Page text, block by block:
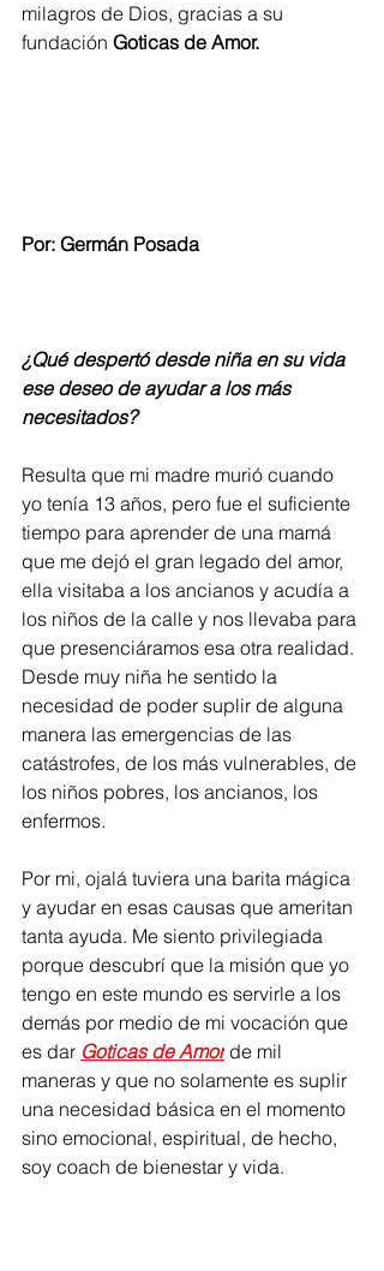
milagros de Dios, gracias a su
fundación Goticas de Amor.
Por: Germán Posada
¿Qué despertó desde niña en su vida
ese deseo de ayudar a los más
necesitados?
Resulta que mi madre murió cuando
yo tenía 13 años, pero fue el suficiente
tiempo para aprender de una mamá
que me dejó el gran legado del amor,
ella visitaba a los ancianos y acudía a
los niños de la calle y nos llevaba para
que presenciáramos esa otra realidad.
Desde muy niña he sentido la
necesidad de poder suplir de alguna
manera las emergencias de las
catástrofes, de los más vulnerables, de
los niños pobres, los ancianos, los
enfermos.
Por mi, ojalá tuviera una barita mágica
y ayudar en esas causas que ameritan
tanta ayuda. Me siento privilegiada
porque descubrí que la misión que yo
tengo en este mundo es servirle a los
demás por medio de mi vocación que
es dar Goticas de Amor de mil
maneras y que no solamente es suplir
una necesidad básica en el momento
sino emocional, espiritual, de hecho,
soy coach de bienestar y vida.